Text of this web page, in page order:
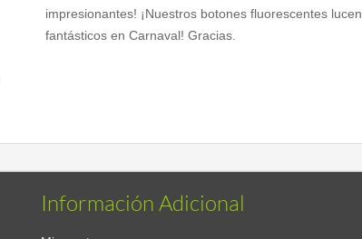
impresionantes! ¡Nuestros botones fluorescentes lucen
fantásticos en Carnaval! Gracias.
Información Adicional